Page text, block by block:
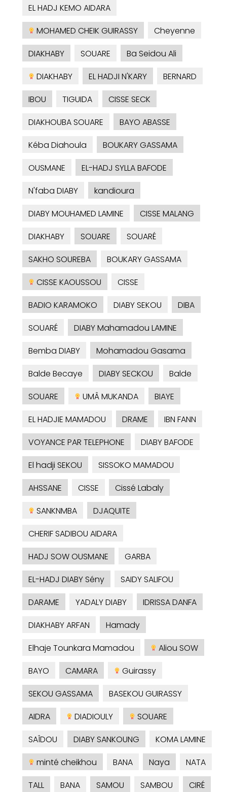
EL HADJ KEMO AIDARA
MOHAMED CHEIK GUIRASSY
Cheyenne
DIAKHABY
SOUARE
Ba Seidou Ali
DIAKHABY
EL HADJI N'KARY
BERNARD
IBOU
TIGUIDA
CISSE SECK
DIAKHOUBA SOUARE
BAYO ABASSE
Kéba Diahoula
BOUKARY GASSAMA
OUSMANE
EL-HADJ SYLLA BAFODE
N'faba DIABY
kandioura
DIABY MOUHAMED LAMINE
CISSE MALANG
DIAKHABY
SOUARE
SOUARÉ
SAKHO SOUREBA
BOUKARY GASSAMA
CISSE KAOUSSOU
CISSE
BADIO KARAMOKO
DIABY SEKOU
DIBA
SOUARÉ
DIABY Mahamadou LAMINE
Bemba DIABY
Mohamadou Gasama
Balde Becaye
DIABY SECKOU
Balde
SOUARE
UMÂ MUKANDA
BIAYE
EL HADJIE MAMADOU
DRAME
IBN FANN
VOYANCE PAR TELEPHONE
DIABY BAFODE
El hadji SEKOU
SISSOKO MAMADOU
AHSSANE
CISSE
Cissé Labaly
SANKNMBA
DJAQUITE
CHERIF SADIBOU AIDARA
HADJ SOW OUSMANE
GARBA
EL-HADJ DIABY Sény
SAIDY SALIFOU
DARAME
YADALY DIABY
IDRISSA DANFA
DIAKHABY ARFAN
Hamady
Elhaje Tounkara Mamadou
Aliou SOW
BAYO
CAMARA
Guirassy
SEKOU GASSAMA
BASEKOU GUIRASSY
AIDRA
DIADIOULY
SOUARE
SAÎDOU
DIABY SANKOUNG
KOMA LAMINE
minté cheikhou
BANA Naya
NATA
TALL
BANA SAMOU SAMBOU
CIRÉ